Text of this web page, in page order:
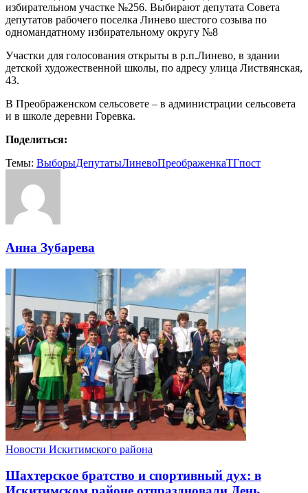
избирательном участке №256. Выбирают депутата Совета
депутатов рабочего поселка Линево шестого созыва по
одномандатному избирательному округу №8
Участки для голосования открыты в р.п.Линево, в здании
детской художественной школы, по адресу улица Листвянская,
43.
В Преображенском сельсовете – в администрации сельсовета
и в школе деревни Горевка.
Поделиться:
Темы: ВыборыДепутатыЛиневоПреображенкаТГпост
Анна Зубарева
Новости Искитимского района
Шахтерское братство и спортивный дух: в